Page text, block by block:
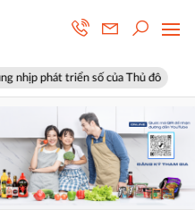
phát triển số của Thủ đô
KHỦNG" :
Lợi nhuận sau thuế lao dốc,
gánh nợ “khủng” - Ai đang là
lãnh đạo của Mcredit?